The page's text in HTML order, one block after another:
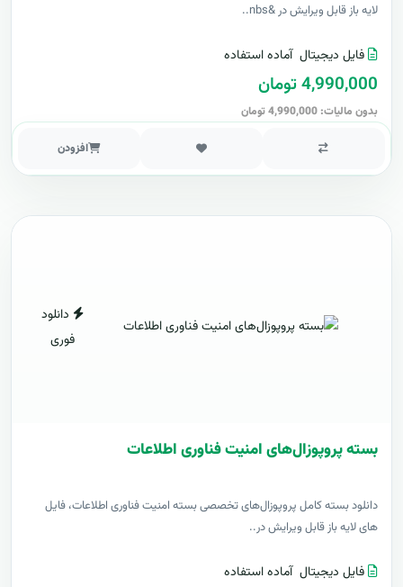
لایه باز قابل ویرایش در &nbs..
فایل دیجیتال آماده استفاده
4,990,000 تومان
بدون مالیات: 4,990,000 تومان
افزودن
دانلود
فوری
بسته پروپوزال‌های امنیت فناوری اطلاعات
دانلود بسته کامل پروپوزال‌های تخصصی بسته امنیت فناوری اطلاعات، فایل
های لایه باز قابل ویرایش در..
فایل دیجیتال آماده استفاده